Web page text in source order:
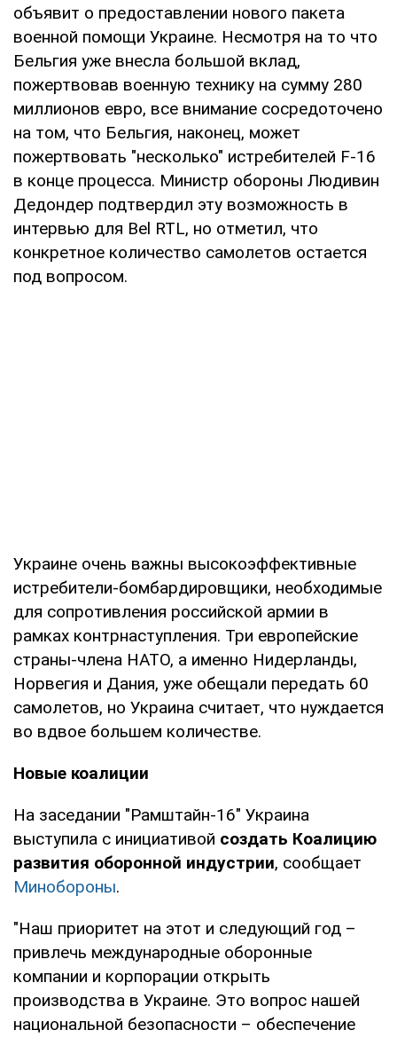
объявит о предоставлении нового пакета
военной помощи Украине. Несмотря на то что
Бельгия уже внесла большой вклад,
пожертвовав военную технику на сумму 280
миллионов евро, все внимание сосредоточено
на том, что Бельгия, наконец, может
пожертвовать "несколько" истребителей F-16
в конце процесса. Министр обороны Людивин
Дедондер подтвердил эту возможность в
интервью для Bel RTL, но отметил, что
конкретное количество самолетов остается
под вопросом.
Украине очень важны высокоэффективные
истребители-бомбардировщики, необходимые
для сопротивления российской армии в
рамках контрнаступления. Три европейские
страны-члена НАТО, а именно Нидерланды,
Норвегия и Дания, уже обещали передать 60
самолетов, но Украина считает, что нуждается
во вдвое большем количестве.
Новые коалиции
На заседании "Рамштайн-16" Украина
выступила с инициативой создать Коалицию
развития оборонной индустрии, сообщает
Минобороны.
"Наш приоритет на этот и следующий год –
привлечь международные оборонные
компании и корпорации открыть
производства в Украине. Это вопрос нашей
национальной безопасности – обеспечение